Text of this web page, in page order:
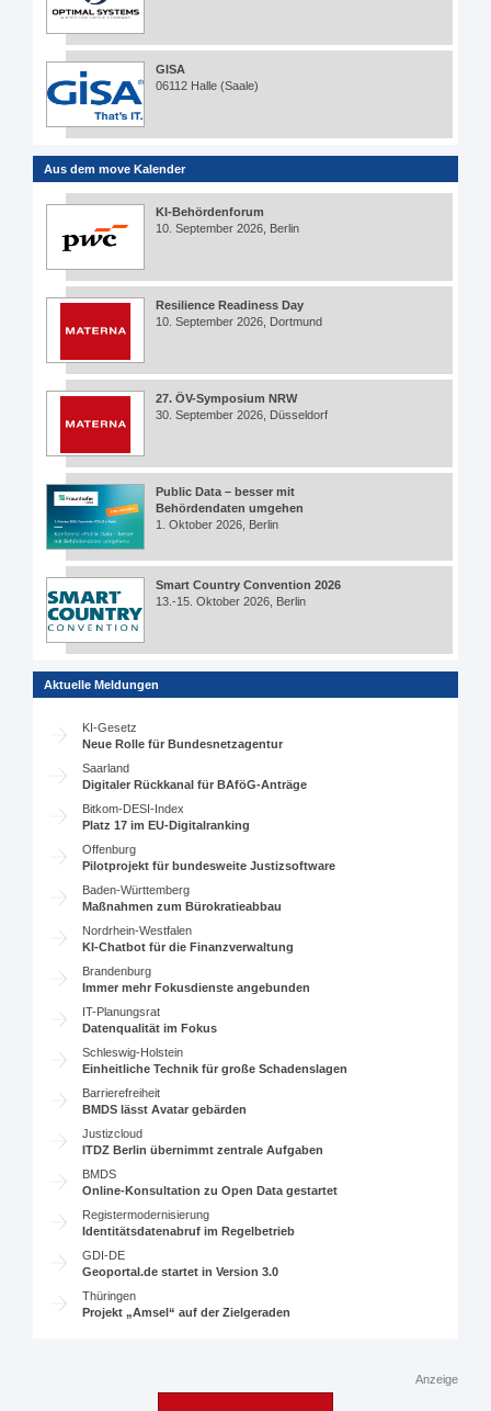
GISA
06112 Halle (Saale)
Aus dem move Kalender
KI-Behördenforum
10. September 2026, Berlin
Resilience Readiness Day
10. September 2026, Dortmund
27. ÖV-Symposium NRW
30. September 2026, Düsseldorf
Public Data – besser mit
Behördendaten umgehen
1. Oktober 2026, Berlin
Smart Country Convention 2026
13.-15. Oktober 2026, Berlin
Aktuelle Meldungen
KI-Gesetz
Neue Rolle für Bundesnetzagentur
Saarland
Digitaler Rückkanal für BAföG-Anträge
Bitkom-DESI-Index
Platz 17 im EU-Digitalranking
Offenburg
Pilotprojekt für bundesweite Justizsoftware
Baden-Württemberg
Maßnahmen zum Bürokratieabbau
Nordrhein-Westfalen
KI-Chatbot für die Finanzverwaltung
Brandenburg
Immer mehr Fokusdienste angebunden
IT-Planungsrat
Datenqualität im Fokus
Schleswig-Holstein
Einheitliche Technik für große Schadenslagen
Barrierefreiheit
BMDS lässt Avatar gebärden
Justizcloud
ITDZ Berlin übernimmt zentrale Aufgaben
BMDS
Online-Konsultation zu Open Data gestartet
Registermodernisierung
Identitätsdatenabruf im Regelbetrieb
GDI-DE
Geoportal.de startet in Version 3.0
Thüringen
Projekt „Amsel“ auf der Zielgeraden
Anzeige